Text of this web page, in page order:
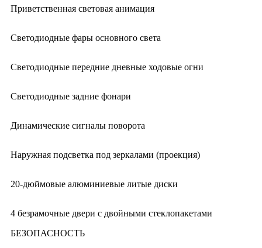
Приветственная световая анимация
Светодиодные фары основного света
Светодиодные передние дневные ходовые огни
Светодиодные задние фонари
Динамические сигналы поворота
Наружная подсветка под зеркалами (проекция)
20-дюймовые алюминиевые литые диски
4 безрамочные двери с двойными стеклопакетами
БЕЗОПАСНОСТЬ